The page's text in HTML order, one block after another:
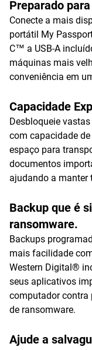
Preparado
Conecte a mais
portátil My
C™ a USB-A
máquinas mais
conveniência em
Capacidade
Desbloqueie
com capacidade de
espaço para
documentos
ajudando a manter
Backup que é
ransomware.
Backups
mais facilidade
Western Digital®
seus aplicativos
computador contra
de ransomware.
Ajude a